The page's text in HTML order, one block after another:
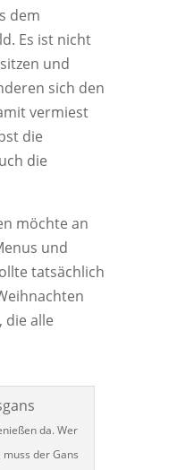
dem
Es ist nicht
und
sich den
vermiest
die
die
möchte an
und
tatsächlich
die alle
da. Wer
der Gans